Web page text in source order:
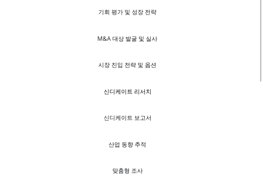
기회 평가 및 성장 전략
M&A 대상 발굴 및 실사
시장 진입 전략 및 옵션
신디케이트 리서치
신디케이트 보고서
산업 동향 추적
맞춤형 조사